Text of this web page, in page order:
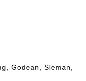
Godean, Sleman,